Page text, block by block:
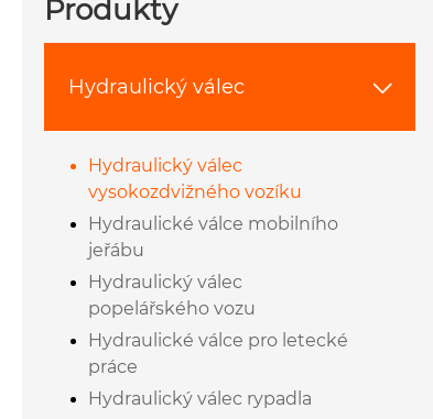
Produkty
Hydraulický válec 
Hydraulický válec
vysokozdvižného vozíku
Hydraulické válce mobilního
jeřábu
Hydraulický válec
popelářského vozu
Hydraulické válce pro letecké
práce
Hydraulický válec rypadla